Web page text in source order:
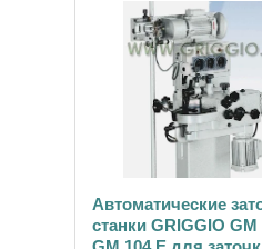
Автоматические
станки GRIGGIO GМ